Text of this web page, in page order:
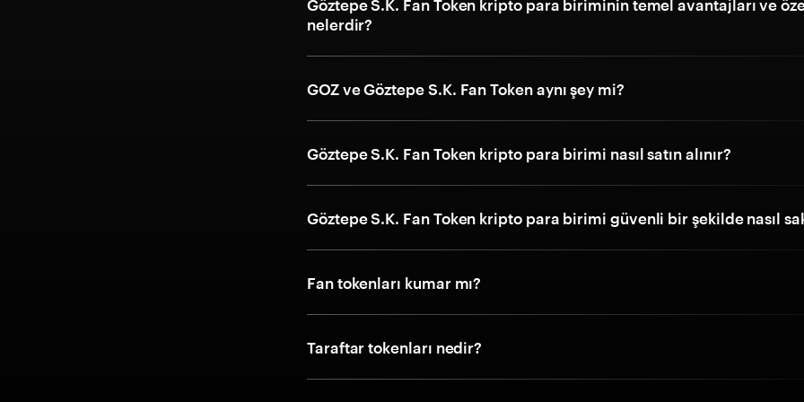
Göztepe S.K. Fan Token kripto para biriminin temel avantajları ve
nelerdir?
GOZ ve Göztepe S.K. Fan Token aynı şey mi?
Göztepe S.K. Fan Token kripto para birimi nasıl satın alınır?
Göztepe S.K. Fan Token kripto para birimi güvenli bir şekilde nasıl
Fan tokenları kumar mı?
Taraftar tokenları nedir?